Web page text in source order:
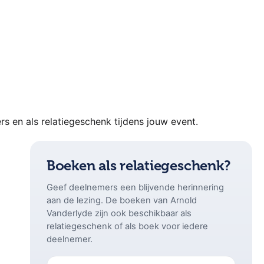
en als relatiegeschenk tijdens jouw event.
Boeken als relatiegeschenk?
Geef deelnemers een blijvende herinnering
aan de lezing. De boeken van Arnold
Vanderlyde zijn ook beschikbaar als
relatiegeschenk of als boek voor iedere
deelnemer.